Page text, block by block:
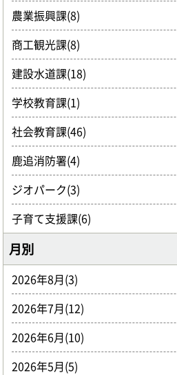
農業振興課(8)
商工観光課(8)
建設水道課(18)
学校教育課(1)
社会教育課(46)
鹿追消防署(4)
ジオパーク(3)
子育て支援課(6)
月別
2026年8月(3)
2026年7月(12)
2026年6月(10)
2026年5月(5)